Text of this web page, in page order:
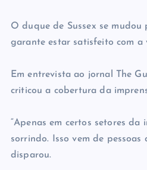
O duque de Sussex se
garante estar satisfeito com a
Em entrevista ao jornal The
criticou a cobertura da
“Apenas em certos setores
sorrindo. Isso vem de
disparou.